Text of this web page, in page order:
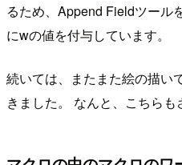
るため、Append Fieldツール
にwの値を付与しています。
続いては、またまた絵の描い
きました。 なんと、こちらも